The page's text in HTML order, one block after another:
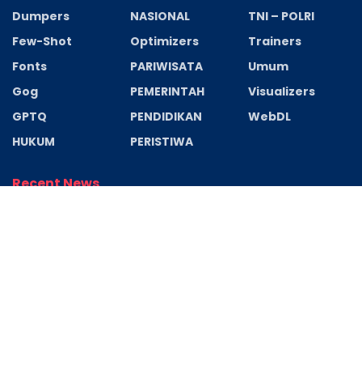
Dumpers
Few-Shot
Fonts
Gog
GPTQ
HUKUM
NASIONAL
Optimizers
PARIWISATA
PEMERINTAH
PENDIDIKAN
PERISTIWA
TNI – POLRI
Trainers
Umum
Visualizers
WebDL
Recent News